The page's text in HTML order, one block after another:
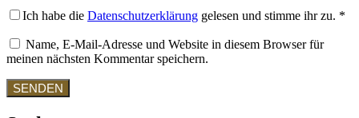
Ich habe die Datenschutzerklärung gelesen und stimme ihr zu. *
Name, E-Mail-Adresse und Website in diesem Browser für
meinen nächsten Kommentar speichern.